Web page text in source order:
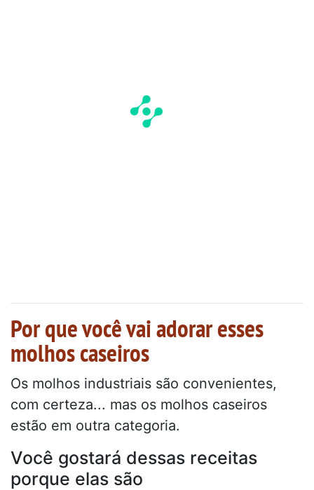
Por que você vai adorar esses
molhos caseiros
Os molhos industriais são convenientes,
com certeza... mas os molhos caseiros
estão em outra categoria.
Você gostará dessas receitas
porque elas são